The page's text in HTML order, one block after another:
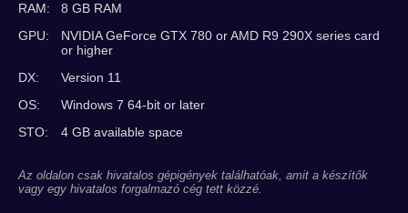
RAM:
8 GB RAM
GPU:
NVIDIA GeForce GTX 780 or AMD R9 290X series card
or higher
DX:
Version 11
OS:
Windows 7 64-bit or later
STO:
4 GB available space
Az oldalon csak hivatalos gépigények találhatóak, amit a készítők
vagy egy hivatalos forgalmazó cég tett közzé.